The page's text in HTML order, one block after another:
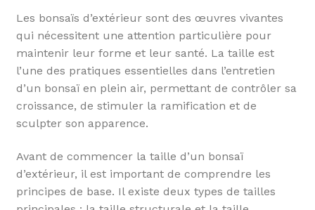
Les bonsaïs d’extérieur sont des œuvres vivantes
qui nécessitent une attention particulière pour
maintenir leur forme et leur santé. La taille est
l’une des pratiques essentielles dans l’entretien
d’un bonsaï en plein air, permettant de contrôler sa
croissance, de stimuler la ramification et de
sculpter son apparence.
Avant de commencer la taille d’un bonsaï
d’extérieur, il est important de comprendre les
principes de base. Il existe deux types de tailles